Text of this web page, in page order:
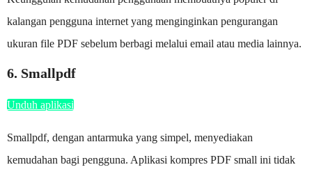
kalangan pengguna internet yang menginginkan pengurangan
ukuran file PDF sebelum berbagi melalui email atau media lainnya.
6. Smallpdf
Unduh aplikasi
Smallpdf, dengan antarmuka yang simpel, menyediakan
kemudahan bagi pengguna. Aplikasi kompres PDF small ini tidak